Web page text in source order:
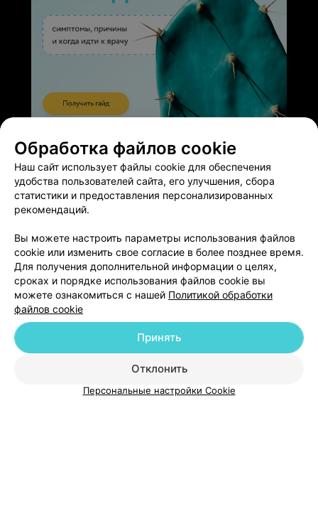
Добавить специалиста
О проекте Новости проекта
Размещение рекламы
Медицинский маркетинг
Публичный договор
Пользовательское соглашение
Способы оплаты
Обработка файлов cookie
Наш сайт использует файлы cookie для обеспечения
удобства пользователей сайта, его улучшения, сбора
статистики и предоставления персонализированных
рекомендаций.
Вы можете настроить параметры использования файлов
cookie или изменить свое согласие в более позднее время.
Для получения дополнительной информации о целях,
сроках и порядке использования файлов cookie вы
можете ознакомиться с нашей Политикой обработки
файлов cookie
Отклонить
Принять
Персональные настройки Cookie